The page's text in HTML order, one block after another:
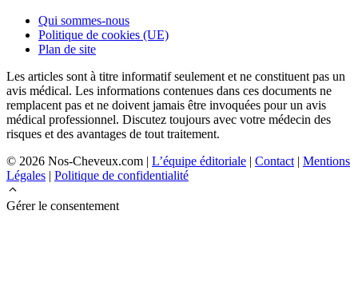
Qui sommes-nous
Politique de cookies (UE)
Plan de site
Les articles sont à titre informatif seulement et ne constituent pas un
avis médical. Les informations contenues dans ces documents ne
remplacent pas et ne doivent jamais être invoquées pour un avis
médical professionnel. Discutez toujours avec votre médecin des
risques et des avantages de tout traitement.
© 2026 Nos-Cheveux.com | L’équipe éditoriale | Contact | Mentions
Légales | Politique de confidentialité
Gérer le consentement